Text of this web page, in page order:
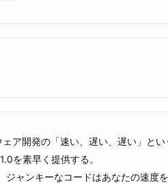
ア開発の「速い、遅い、遅い」とい
を素早く提供する。
ャンキーなコードはあなたの速度を